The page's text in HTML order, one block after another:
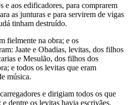
e aos edificadores, para comprarem
as junturas e para servirem de vigas
tinham destruído.
fielmente na obra; e os
Jaate e Obadias, levitas, dos filhos
e Mesulão, dos filhos dos
e todos os levitas que eram
música.
e dirigiam todos os que
dentre os levitas havia escrivães,